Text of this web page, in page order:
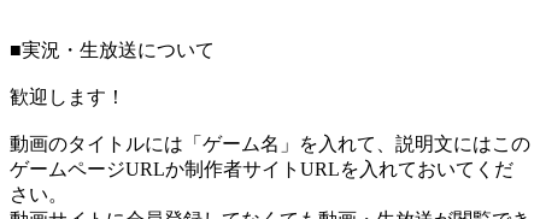
■実況・生放送について
歓迎します！
動画のタイトルには「ゲーム名」を入れて、説明文にはこの
ゲームページURLか制作者サイトURLを入れておいてくだ
さい。